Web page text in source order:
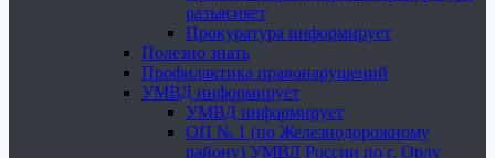
разъясняет
Прокуратура информирует
Полезно знать
Профилактика правонарушений
УМВД информирует
УМВД информирует
ОП № 1 (по Железнодорожному
району) УМВД России по г. Орлу